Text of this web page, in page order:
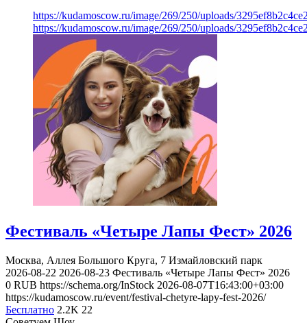
https://kudamoscow.ru/image/269/250/uploads/
https://kudamoscow.ru/image/269/250/uploads/
Фестиваль «Четыре Лапы Фест» 2026
Москва, Аллея Большого Круга, 7 Измайловский парк
2026-08-22 2026-08-23 Фестиваль «Четыре Лапы Фест» 2026
0 RUB https://schema.org/InStock 2026-08-07T16:43:00+03:00
https://kudamoscow.ru/event/festival-chetyre-lapy-fest-2026/
Бесплатно 2.2K 22